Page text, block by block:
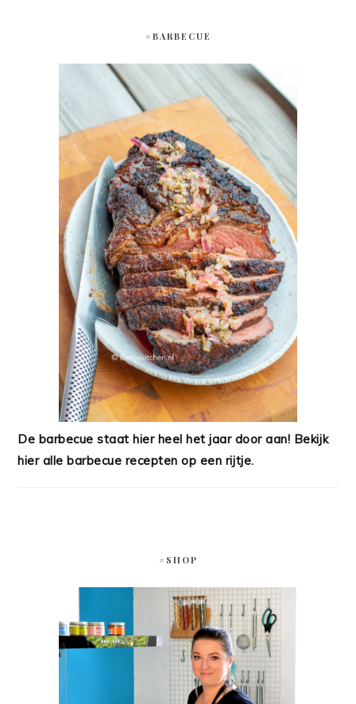
#BARBECUE
De barbecue staat hier heel het jaar door aan! Bekijk
hier alle barbecue recepten op een rijtje.
#SHOP